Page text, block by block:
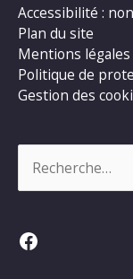
Accessibilité :
Plan du site
Mentions légales
Politique de
Gestion des
Facebook